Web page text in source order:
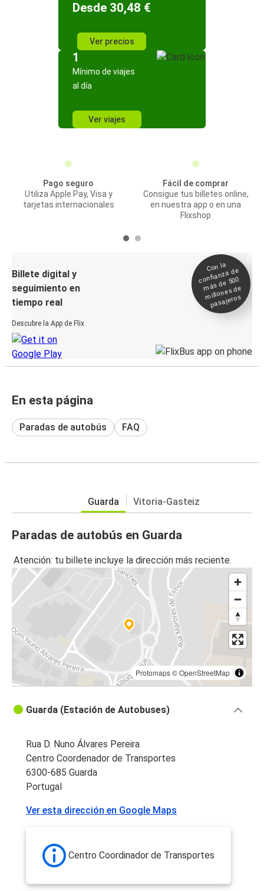
Desde 30,48 €
Ver precios
1
Mínimo de viajes
al día
Ver viajes
Pago seguro
Utiliza Apple Pay, Visa y
tarjetas internacionales
Fácil de comprar
Consigue tus billetes online,
en nuestra app o en una
Flixshop
Billete digital y
seguimiento en
tiempo real
Descubre la App de Flix
Con la
confianza de
más de 500
millones de
pasajeros
En esta página
Paradas de autobús FAQ
Guarda Vitoria-Gasteiz
Paradas de autobús en Guarda
Atención: tu billete incluye la dirección más reciente.
Protomaps©OpenStreetMap
Guarda (Estación de Autobuses)
Rua D. Nuno Álvares Pereira
Centro Coordenador de Transportes
6300-685 Guarda
Portugal
Ver esta dirección en Google Maps
Centro Coordinador de Transportes